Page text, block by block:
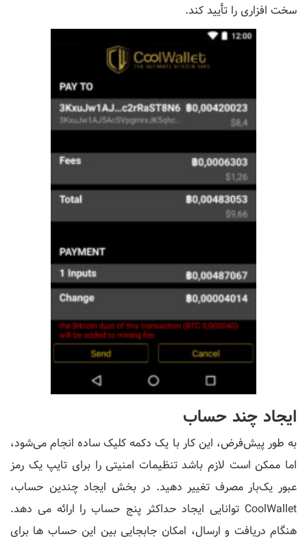
سخت افزاری را تأیید کند.
ایجاد چند حساب
به طور پیش‌فرض، این کار با یک دکمه کلیک ساده انجام می‌شود،
اما ممکن است لازم باشد تنظیمات امنیتی را برای تایپ یک رمز
عبور یک‌بار مصرف تغییر دهید. در بخش ایجاد چندین حساب،
CoolWallet توانایی ایجاد حداکثر پنج حساب را ارائه می دهد.
هنگام دریافت و ارسال، امکان جابجایی بین این حساب ها برای